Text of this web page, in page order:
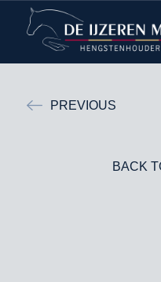
PREVIOUS
BACK